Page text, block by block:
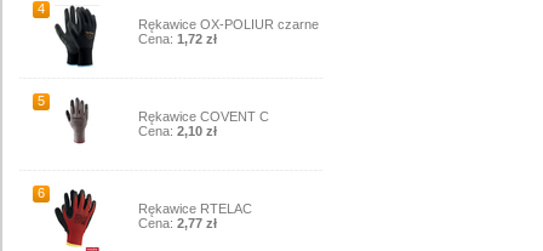
4
Rękawice OX-POLIUR czarne
Cena: 1,72 zł
5
Rękawice COVENT C
Cena: 2,10 zł
6
Rękawice RTELAC
Cena: 2,77 zł